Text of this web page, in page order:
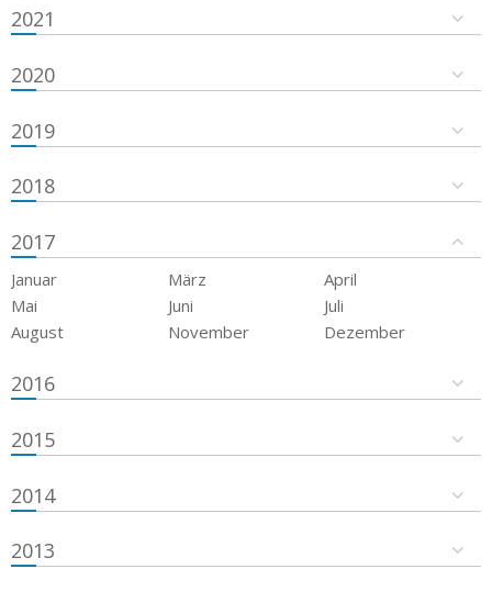
2021
2020
2019
2018
2017
Januar März
April
Mai
Juni
Juli
August
November Dezember
2016
2015
2014
2013